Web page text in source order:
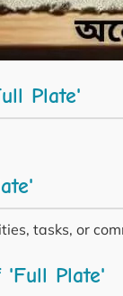
Plate'
tasks, or
'Full Plate'